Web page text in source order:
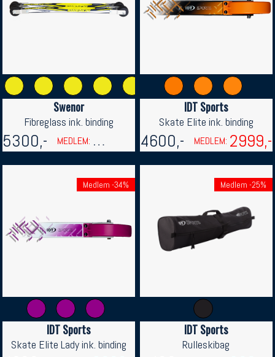
Swenor
Fibreglass ink. binding
5300,- MEDLEM: 2999,-
IDT Sports
Skate Elite ink. binding
4600,- MEDLEM: 2999,-
Medlem -34%
IDT Sports
Skate Elite Lady ink. binding
Medlem -25%
IDT Sports
Rulleskibag